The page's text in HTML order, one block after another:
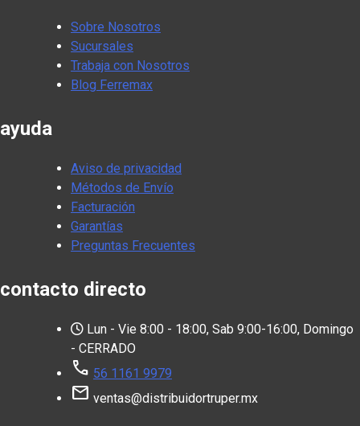
Sobre Nosotros
Sucursales
Trabaja con Nosotros
Blog Ferremax
ayuda
Aviso de privacidad
Métodos de Envío
Facturación
Garantías
Preguntas Frecuentes
contacto directo
Lun - Vie 8:00 - 18:00, Sab 9:00-16:00, Domingo
- CERRADO
call 56 1161 9979
mail ventas@distribuidortruper.mx